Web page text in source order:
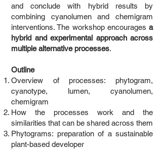
and conclude with hybrid results by
combining cyanolumen and chemigram
interventions. The workshop encourages a
hybrid and experimental approach across
multiple alternative processes.
Outline
Overview of processes: phytogram,
cyanotype, lumen, cyanolumen,
chemigram
How the processes work and the
similarities that can be shared across them
Phytograms: preparation of a sustainable
plant-based developer